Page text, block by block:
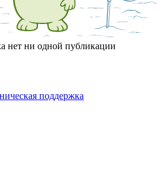
нет ни одной публикации
поддержка